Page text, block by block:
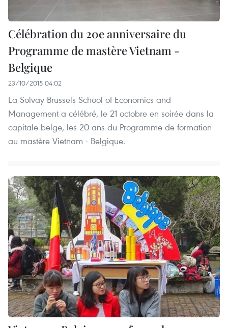
Célébration du 20e anniversaire du
Programme de mastère Vietnam -
Belgique
23/10/2015 04:02
La Solvay Brussels School of Economics and
Management a célébré, le 21 octobre en soirée dans la
capitale belge, les 20 ans du Programme de formation
au mastère Vietnam - Belgique.